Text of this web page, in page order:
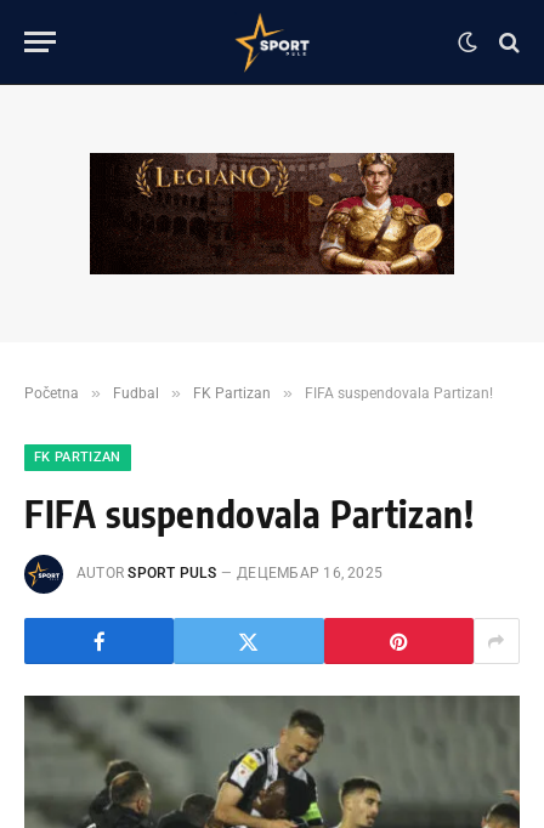
Početna » Fudbal » FK Partizan » FIFA suspendovala Partizan!
FK PARTIZAN
FIFA suspendovala Partizan!
AUTOR SPORT PULS ДЕЦЕМБАР 16, 2025